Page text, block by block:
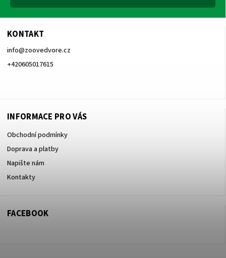
KONTAKT
info@zoovedvore.cz
+420605017615
INFORMACE PRO VÁS
Obchodní podmínky
Doprava a platby
Napište nám
Kontakty
FACEBOOK